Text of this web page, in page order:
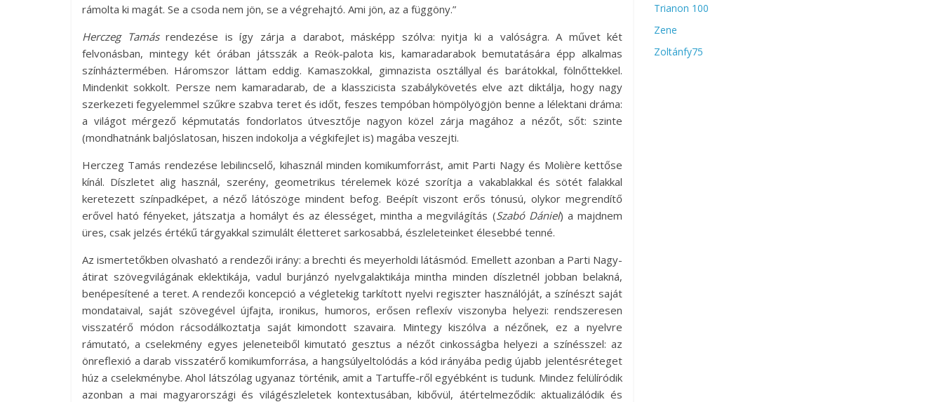
rámolta ki magát. Se a csoda nem jön, se a végrehajtó. Ami jön, az a függöny.”
Herczeg Tamásrendezése is így zárja a darabot, másképp szólva: nyitja ki a valóságra. A művet két
felvonásban, mintegy két órában játsszák a Reök-palota kis, kamaradarabok bemutatására épp alkalmas
színháztermében. Háromszor láttam eddig. Kamaszokkal, gimnazista osztállyal és barátokkal, fölnőttekkel.
Mindenkit sokkolt. Persze nem kamaradarab, de a klasszicista szabálykövetés elve azt diktálja, hogy nagy
szerkezeti fegyelemmel szűkre szabva teret és időt, feszes tempóban hömpölyögjön benne a lélektani dráma:
a világot mérgező képmutatás fondorlatos útvesztője nagyon közel zárja magához a nézőt, sőt: szinte
(mondhatnánk baljóslatosan, hiszen indokolja a végkifejlet is) magába veszejti.
Herczeg Tamás rendezése lebilincselő, kihasznál minden komikumforrást, amit Parti Nagy és Molière kettőse
kínál. Díszletet alig használ, szerény, geometrikus térelemek közé szorítja a vakablakkal és sötét falakkal
keretezett színpadképet, a néző látószöge mindent befog. Beépít viszont erős tónusú, olykor megrendítő
erővel ható fényeket, játszatja a homályt és az élességet, mintha a megvilágítás (Szabó Dániel) a majdnem
üres, csak jelzés értékű tárgyakkal szimulált életteret sarkosabbá, észleleteinket élesebbé tenné.
Az ismertetőkben olvasható a rendezői irány: a brechti és meyerholdi látásmód. Emellett azonban a Parti Nagy-
átirat szövegvilágának eklektikája, vadul burjánzó nyelvgalaktikája mintha minden díszletnél jobban belakná,
benépesítené a teret. A rendezői koncepció a végletekig tarkított nyelvi regiszter használóját, a színészt saját
mondataival, saját szövegével újfajta, ironikus, humoros, erősen reflexív viszonyba helyezi: rendszeresen
visszatérő módon rácsodálkoztatja saját kimondott szavaira. Mintegy kiszólva a nézőnek, ez a nyelvre
rámutató, a cselekmény egyes jeleneteiből kimutató gesztus a nézőt cinkosságba helyezi a színésszel: az
önreflexió a darab visszatérő komikumforrása, a hangsúlyeltolódás a kód irányába pedig újabb jelentésréteget
húz a cselekménybe. Ahol látszólag ugyanaz történik, amit a Tartuffe-ről egyébként is tudunk. Mindez felülíródik
azonban a mai magyarországi és világészleletek kontextusában, kibővül, átértelmeződik: aktualizálódik és
Trianon 100
Zene
Zoltánfy75